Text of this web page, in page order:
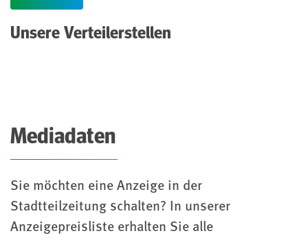
Unsere Verteilerstellen
Mediadaten
Sie möchten eine Anzeige in der
Stadtteilzeitung schalten? In unserer
Anzeigepreisliste erhalten Sie alle